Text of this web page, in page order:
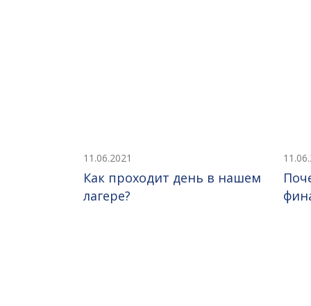
11.06.2021
Как проходит день в нашем
лагере?